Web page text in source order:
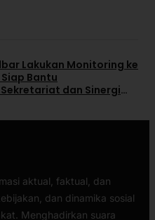
Lakukan Monitoring ke
Bantu
dan Sinergi
aktual, faktual, dan
dan dinamika sosial
Menghadirkan suara